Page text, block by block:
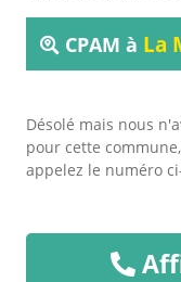
CPAM à La
Désolé mais nous
pour cette
appelez le numéro